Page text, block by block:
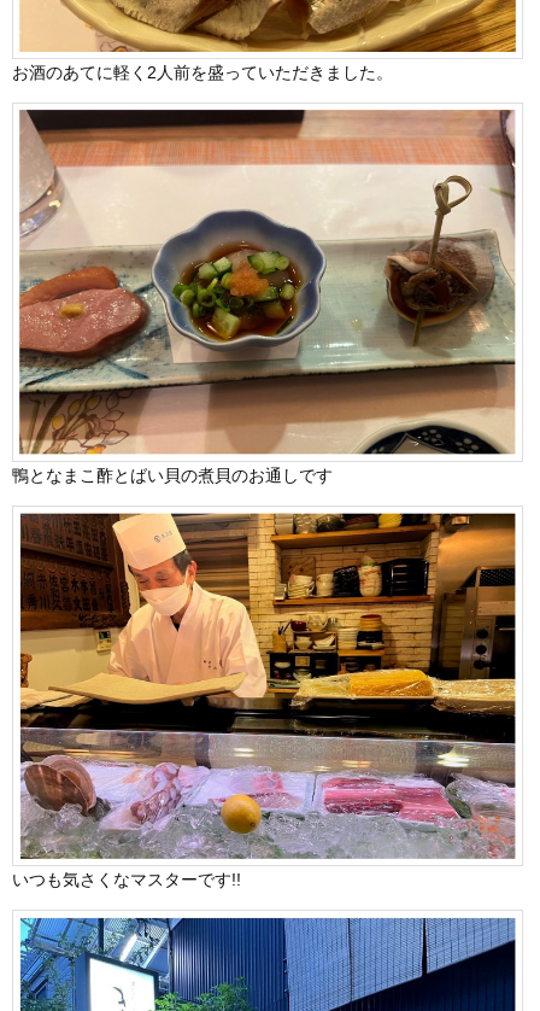
お酒のあてに軽く2人前を盛っていただきました。
鴨となまこ酢とばい貝の煮貝のお通しです
いつも気さくなマスターです!!